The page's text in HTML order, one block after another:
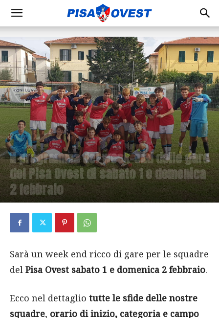
Il programma del week-end delle gare
del Pisa Ovest di sabato 1 e domenica
2 febbraio
31 Gennaio 2025
Sarà un week end ricco di gare per le squadre
del Pisa Ovest sabato 1 e domenica 2 febbraio.
Ecco nel dettaglio tutte le sfide delle nostre
squadre, orario di inizio, categoria e campo